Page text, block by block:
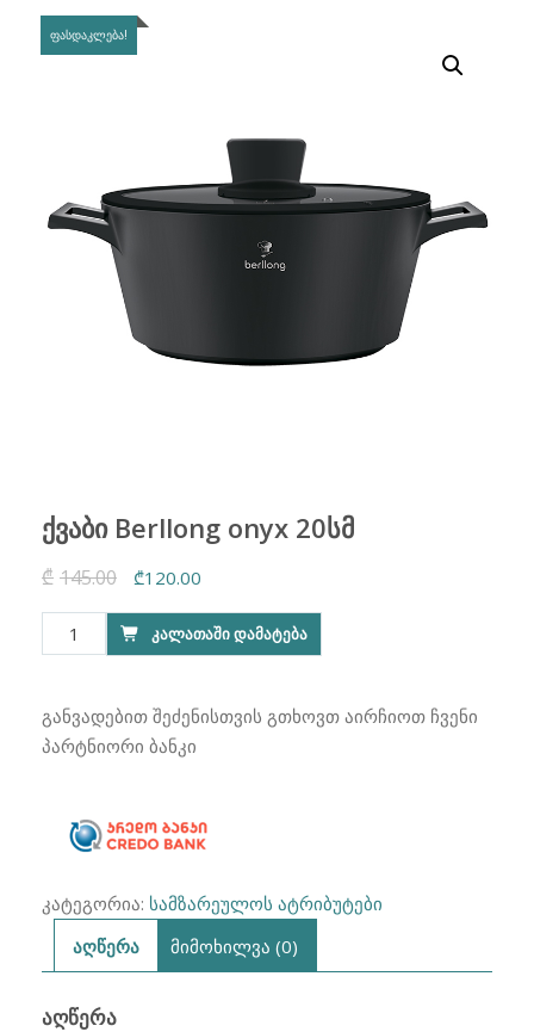
ᲤᲐᲡᲓᲐᲙᲚᲔᲑᲐ!
ქვაბი Berllong onyx 20სმ
₾ 145.00
Original
price
was:
₾120.00
price
is:
რაოდენობა:
ქვაბი
onyx
20სმ
ᲙᲐᲚᲐᲗᲐᲨᲘ ᲓᲐᲛᲐᲢᲔᲑᲐ
განვადებით შეძენისთვის გთხოვთ აირჩიოთ ჩვენი
პარტნიორი ბანკი
კატეგორია: სამზარეულოს ატრიბუტები
აღწერა
მიმოხილვა (0)
ᲐᲦᲬᲔᲠᲐ